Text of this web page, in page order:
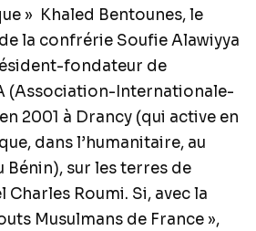
» Khaled Bentounes, le
la confrérie Soufie Alawiyya
fondateur de
(Association-Internationale-
2001 à Drancy (qui active en
dans l’humanitaire, au
Bénin), sur les terres de
Charles Roumi. Si, avec la
Musulmans de France »,